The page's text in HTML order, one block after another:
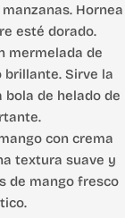
Hornea
esté dorado.
mermelada de
brillante. Sirve la
de helado de
con crema
textura suave y
de mango fresco